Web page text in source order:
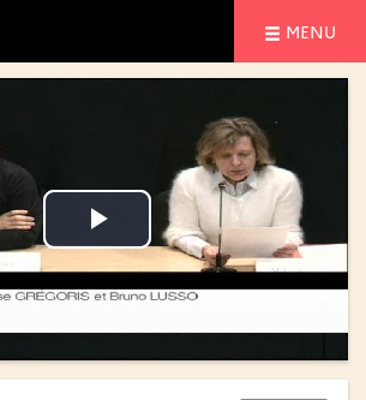
MENU
Lire
la
vidéo
Lire
la
vidéo